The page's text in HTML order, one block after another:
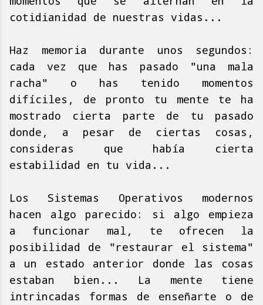
cotidianidad de nuestras vidas...
Haz memoria durante unos segundos:
cada vez que has pasado "una mala
racha" o has tenido momentos
difíciles, de pronto tu mente te ha
mostrado cierta parte de tu pasado
donde, a pesar de ciertas cosas,
consideras que había cierta
estabilidad en tu vida...
Los Sistemas Operativos modernos
hacen algo parecido: si algo empieza
a funcionar mal, te ofrecen la
posibilidad de "restaurar el sistema"
a un estado anterior donde las cosas
estaban bien... La mente tiene
intrincadas formas de enseñarte o de